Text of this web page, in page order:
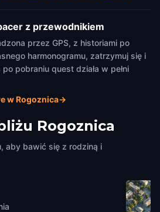
z przewodnikiem
przez GPS, z historiami po
harmonogramu, zatrzymuj się i
pobraniu quest działa w pełni
w Rogoznica→
Rogoznica
aby bawić się z rodziną i